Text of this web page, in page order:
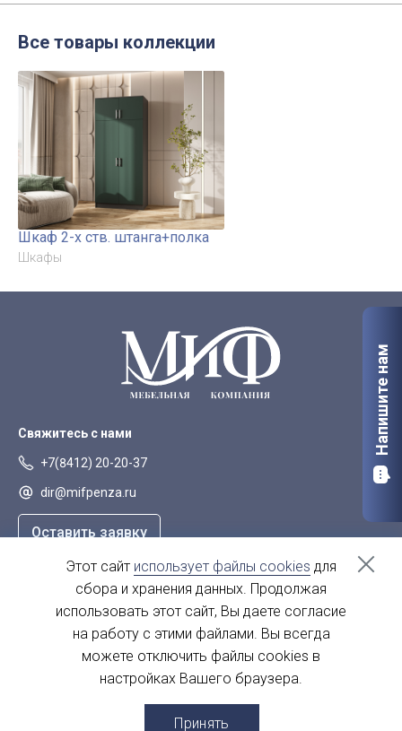
Все товары коллекции
Шкаф 2-х ств. штанга+полка
Шкафы
Свяжитесь с нами
+7(8412) 20-20-37
dir@mifpenza.ru
Оставить заявку
г. Пенза, ул. Аустрина, 139а
пн-пт - с 9.00-18.00
сб, вс - выходной
Создание сайта— Пенза-Онлайн
Напишите нам
Этот сайт использует файлы cookies для
сбора и хранения данных. Продолжая
использовать этот сайт, Вы даете согласие
на работу с этими файлами. Вы всегда
можете отключить файлы cookies в
настройках Вашего браузера.
Принять